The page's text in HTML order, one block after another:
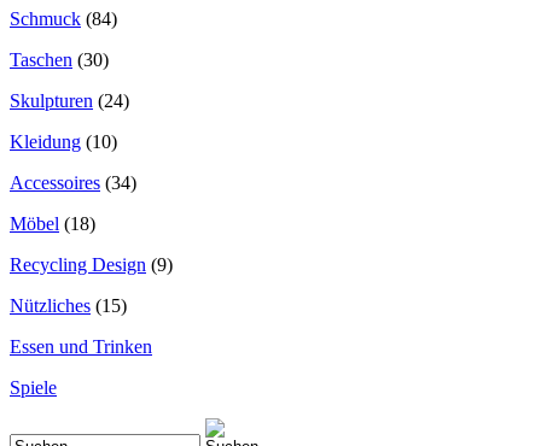
Schmuck (84)
Taschen (30)
Skulpturen (24)
Kleidung (10)
Accessoires (34)
Möbel (18)
Recycling Design (9)
Nützliches (15)
Essen und Trinken
Spiele